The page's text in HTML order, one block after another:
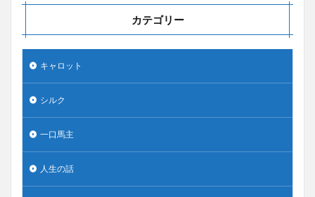
カテゴリー
キャロット
シルク
一口馬主
人生の話